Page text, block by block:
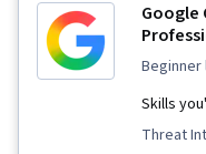
Google
Skills
Threat